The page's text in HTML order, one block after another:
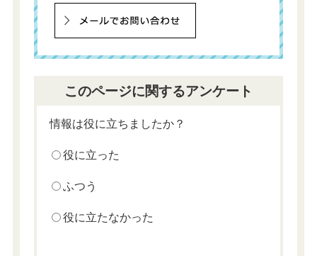
このページに関するアンケート
情報は役に立ちましたか？
役に立った
ふつう
役に立たなかった